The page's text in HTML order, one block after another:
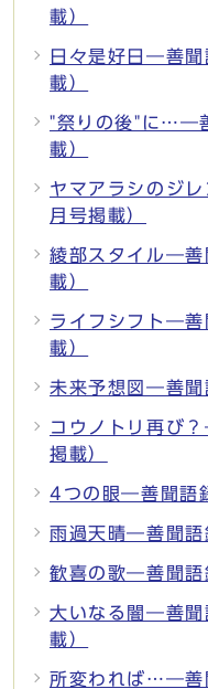
載）
日々是好日―善
載）
"祭りの後"に…―
載）
ヤマアラシのジ
月号掲載）
綾部スタイル―
載）
ライフシフト―
載）
未来予想図―善聞
コウノトリ再び
掲載）
4つの眼―善聞語
雨過天晴―善聞語
歓喜の歌―善聞語
大いなる闇―善
載）
所変われば…―善